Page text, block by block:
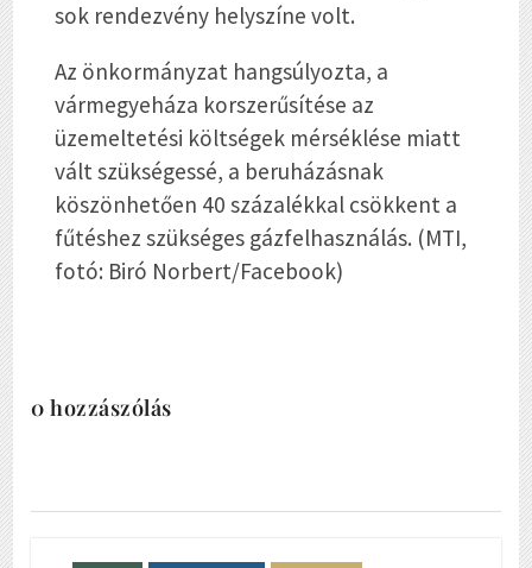
sok rendezvény helyszíne volt.
Az önkormányzat hangsúlyozta, a
vármegyeháza korszerűsítése az
üzemeltetési költségek mérséklése miatt
vált szükségessé, a beruházásnak
köszönhetően 40 százalékkal csökkent a
fűtéshez szükséges gázfelhasználás. (MTI,
fotó: Biró Norbert/Facebook)
0 hozzászólás